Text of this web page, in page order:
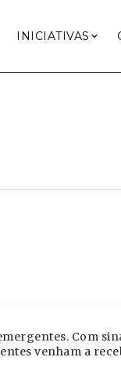
INICIATIVAS
Com
venham a